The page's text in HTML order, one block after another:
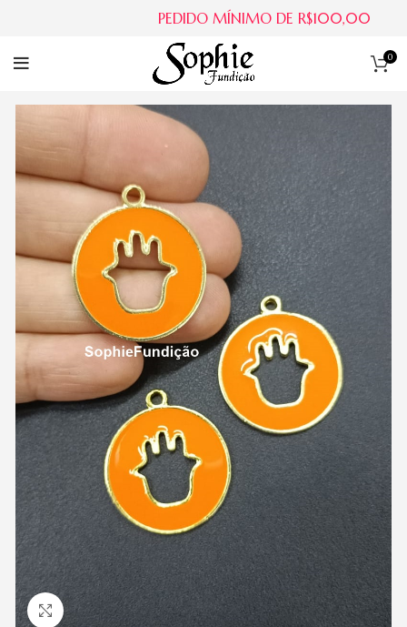
0
Clique para ampliar
PEDIDO MÍNIMO DE R$100,00